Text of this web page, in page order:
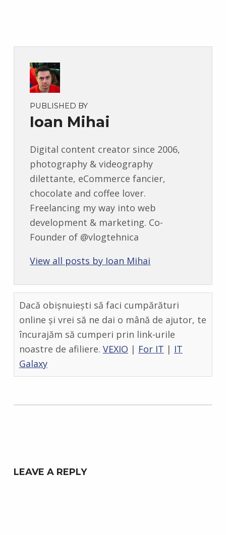
PUBLISHED BY
Ioan Mihai
Digital content creator since 2006,
photography & videography
dilettante, eCommerce fancier,
chocolate and coffee lover.
Freelancing my way into web
development & marketing. Co-
Founder of @vlogtehnica
View all posts by Ioan Mihai
Dacă obișnuiești să faci cumpărături
online și vrei să ne dai o mână de ajutor, te
încurajăm să cumperi prin link-urile
noastre de afiliere. VEXIO | For IT | IT
Galaxy
LEAVE A REPLY